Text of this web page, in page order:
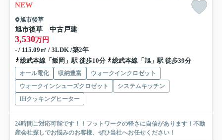
NEW
旭市後草
旭市後草 中古戸建
3,530万円
- / 115.09㎡ / 3LDK /築2年
総武本線「飯岡」駅 徒歩10分
総武本線「旭」駅 徒歩39分
オール電化 収納豊富
ウォークインクロゼット
ウォークインシューズクロゼット
システムキッチン
IHクッキングヒーター
24時間ご対応可能です！！フットワークの軽さに自信があります！不動
産会社探しでお悩みのお客様、ぜひ当社へお任せください！